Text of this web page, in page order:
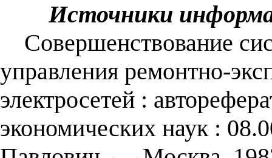
Источники
Совершенствование
управления ремонтно-
электросетей :
экономических наук :